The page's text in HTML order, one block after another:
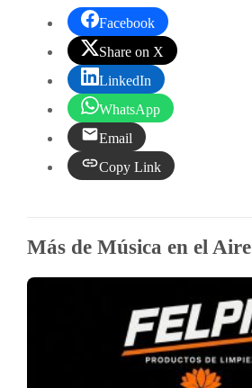
Facebook
Share on X
LinkedIn
WhatsApp
Email
Copy Link
Más de Música en el Aire